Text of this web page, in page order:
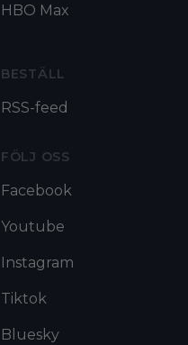
HBO Max
BESTÄLL
RSS-feed
FÖLJ OSS
Facebook
Youtube
Instagram
Tiktok
Bluesky